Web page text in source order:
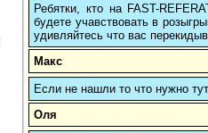
Ребятки, кто на FAST-
будете учавствовать в
удивляйтесь что вас
Макс
Если не нашли то что нужно
Оля